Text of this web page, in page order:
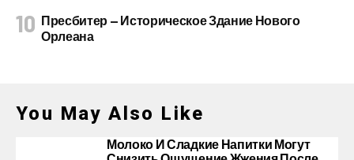
Пресбитер — Историческое Здание Нового
Орлеана
You May Also Like
Молоко И Сладкие Напитки Могут